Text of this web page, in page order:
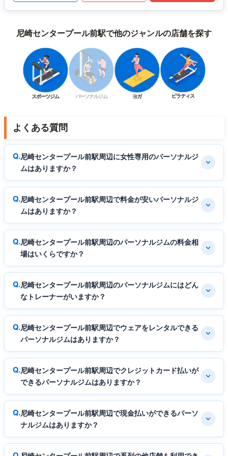
尼崎センタープール前駅で他のジャンルの店舗を探す
スポーツジム パーソナルジム ヨガ ピラティス
よくある質問
尼崎センタープール前駅周辺に女性専用のパーソナルジ
ムはありますか？
尼崎センタープール前駅周辺で料金が安いパーソナルジ
ムはありますか？
尼崎センタープール前駅周辺のパーソナルジムの料金相
場はいくらですか？
尼崎センタープール前駅周辺のパーソナルジムにはどん
なトレーナーがいますか？
尼崎センタープール前駅周辺でウェアをレンタルできる
パーソナルジムはありますか？
尼崎センタープール前駅周辺でクレジットカード払いが
できるパーソナルジムはありますか？
尼崎センタープール前駅周辺で現金払いができるパーソ
ナルジムはありますか？